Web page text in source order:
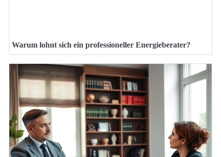
Warum lohnt sich ein professioneller Energieberater?